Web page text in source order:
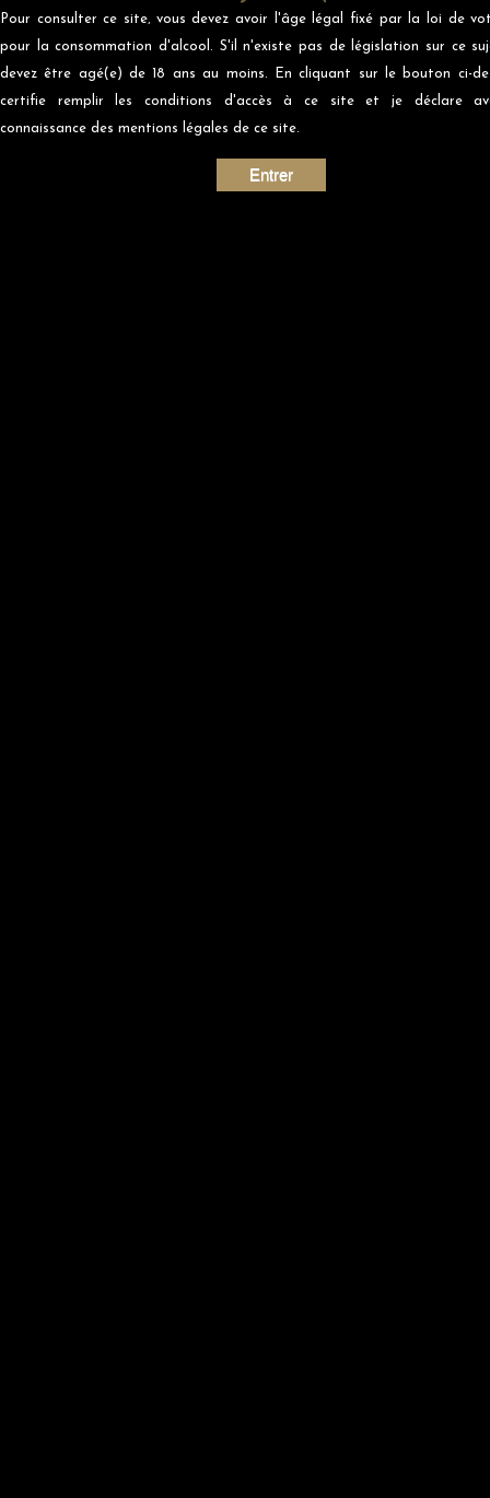
Pour consulter ce site‚ vous devez avoir l'âge légal fixé par la loi de
pour la consommation d'alcool. S'il n'existe pas de législation sur ce
devez être agé(e) de 18 ans au moins. En cliquant sur le bouton ci-
certifie remplir les conditions d'accès à ce site et je déclare
connaissance des mentions légales de ce site.